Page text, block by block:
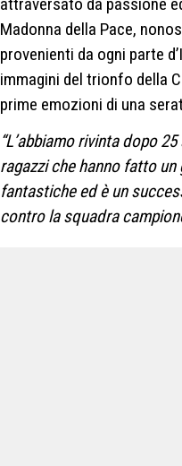
Madonna della Pace,
provenienti da ogni parte
immagini del trionfo della
prime emozioni di una
“L’abbiamo rivinta dopo
ragazzi che hanno fatto
fantastiche ed è un
contro la squadra